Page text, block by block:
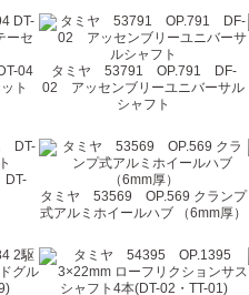
04
ト
タミヤ 53791 OP.791 DF-
02 アッセンブリーユニバーサル
シャフト
タミヤ 53569 OP.569 クランプ
式アルミホイールハブ （6mm厚）